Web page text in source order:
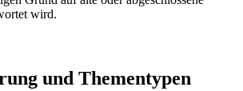
wird.
und Thementypen